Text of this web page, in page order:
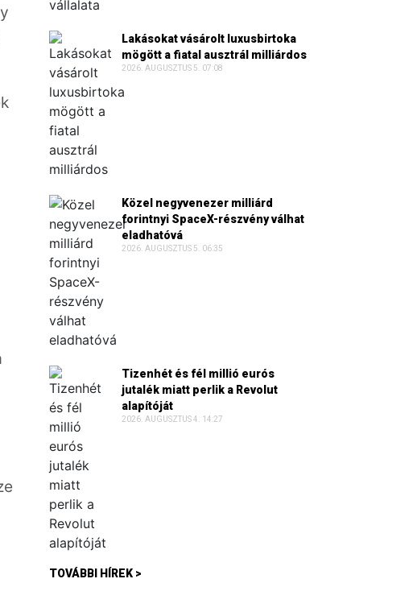
Lakásokat vásárolt luxusbirtoka
mögött a fiatal ausztrál milliárdos
2026. AUGUSZTUS 5. 07:08
Közel negyvenezer milliárd
forintnyi SpaceX-részvény válhat
eladhatóvá
2026. AUGUSZTUS 5. 06:35
Tizenhét és fél millió eurós
jutalék miatt perlik a Revolut
alapítóját
2026. AUGUSZTUS 4. 14:27
TOVÁBBI HÍREK >